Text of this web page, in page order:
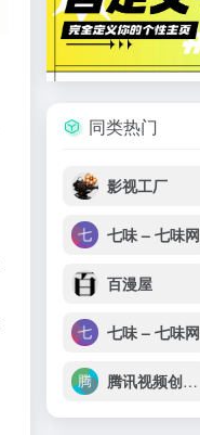
同类热门
影视工厂
七味 – 七味网
百漫屋
七味 – 七味网
腾讯视频创作平台